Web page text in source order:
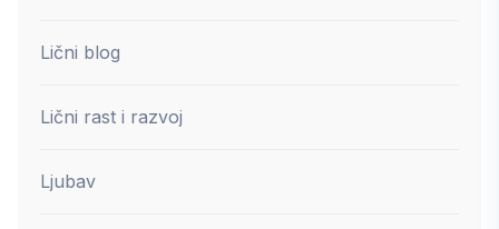
Lični blog
Lični rast i razvoj
Ljubav